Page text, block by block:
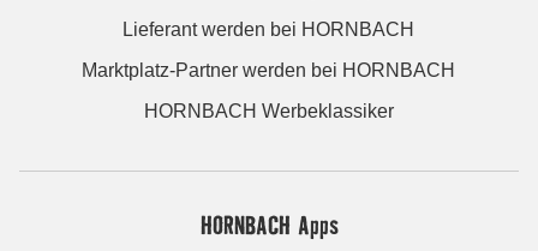
Lieferant werden bei HORNBACH
Marktplatz-Partner werden bei HORNBACH
HORNBACH Werbeklassiker
HORNBACH Apps